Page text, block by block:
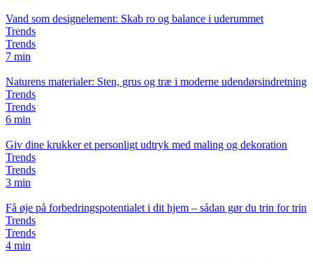
Vand som designelement: Skab ro og balance i uderummet
Trends
Trends
7 min
Naturens materialer: Sten, grus og træ i moderne udendørsindretning
Trends
Trends
6 min
Giv dine krukker et personligt udtryk med maling og dekoration
Trends
Trends
3 min
Få øje på forbedringspotentialet i dit hjem – sådan gør du trin for trin
Trends
Trends
4 min